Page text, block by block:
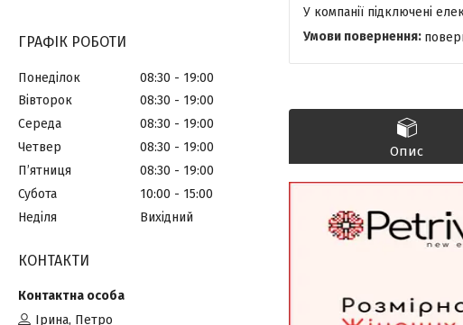
У компанії підключені
Опис
ГРАФІК РОБОТИ
Понеділок 08:30
19:00
Вівторок
08:30
19:00
Середа
08:30
19:00
Четвер
08:30
19:00
Пʼятниця
08:30
19:00
Субота
10:00
15:00
Неділя
Вихідний
КОНТАКТИ
Ірина, Петро